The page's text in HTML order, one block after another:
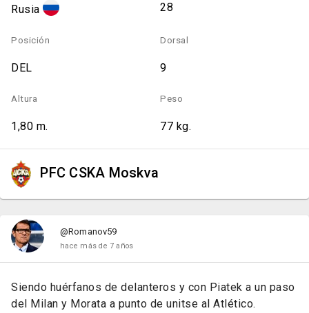
Rusia 28
Posición
DEL
Dorsal
9
Altura
1,80 m.
Peso
77 kg.
PFC CSKA Moskva
@Romanov59
hace más de 7 años
Siendo huérfanos de delanteros y con Piatek a un paso
del Milan y Morata a punto de unitse al Atlético.